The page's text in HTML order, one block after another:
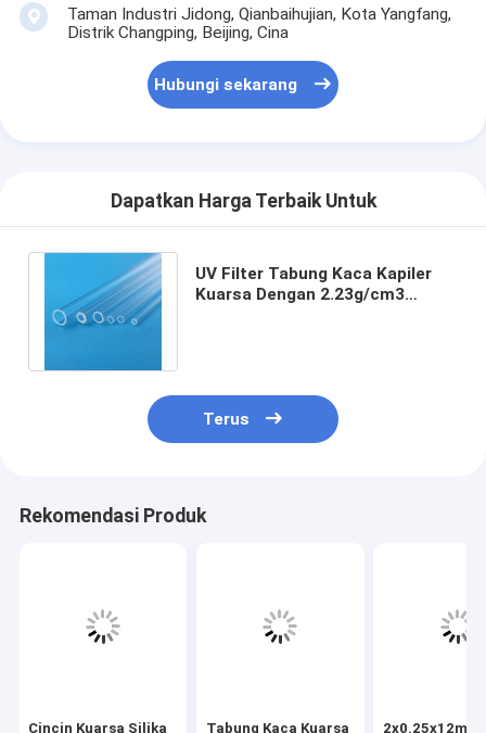
Taman Industri Jidong, Qianbaihujian, Kota Yangfang,
Distrik Changping, Beijing, Cina
Hubungi sekarang
Dapatkan Harga Terbaik Untuk
UV Filter Tabung Kaca Kapiler
Kuarsa Dengan 2.23g/cm3
Terus
Rekomendasi Produk
Cincin Kuarsa Silika Tabung Kaca Kuarsa 2x0.25x12mm